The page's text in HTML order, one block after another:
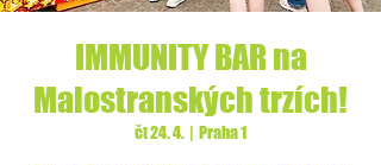
IMMUNITY BAR na
Malostranských trzích!
čt 24. 4.
  |
Praha 1